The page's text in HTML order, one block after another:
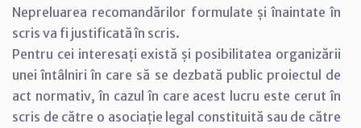
Nepreluarea recomandărilor formulate și înaintate în
scris va fi justificată în scris.
Pentru cei interesați există și posibilitatea organizării
unei întâlniri în care să se dezbată public proiectul de
act normativ, în cazul în care acest lucru este cerut în
scris de către o asociație legal constituită sau de către